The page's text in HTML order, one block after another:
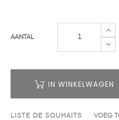
AANTAL
IN WINKELWAGEN
LISTE DE SOUHAITS VOEG